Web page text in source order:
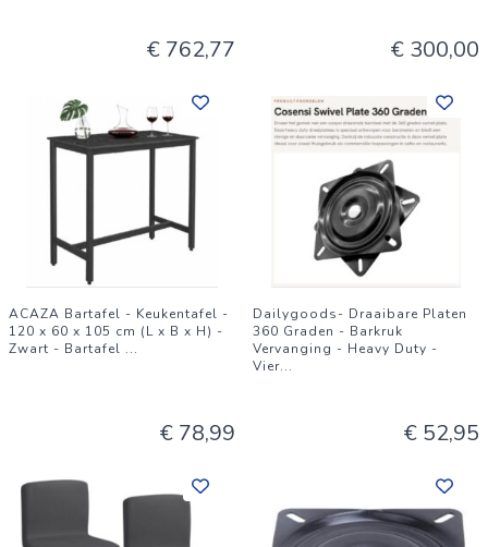
€ 762,77 € 300,00
ACAZA Bartafel - Keukentafel -
120 x 60 x 105 cm (L x B x H) -
Zwart - Bartafel ...
€ 78,99
Dailygoods- Draaibare Platen
360 Graden - Barkruk
Vervanging - Heavy Duty -
Vier...
€ 52,95